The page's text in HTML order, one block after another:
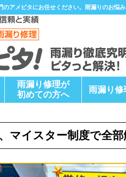
アメピタにお任せください。雨漏りのお悩
雨漏り修理が
初めての方へ
雨漏り修
マイスター制度で全